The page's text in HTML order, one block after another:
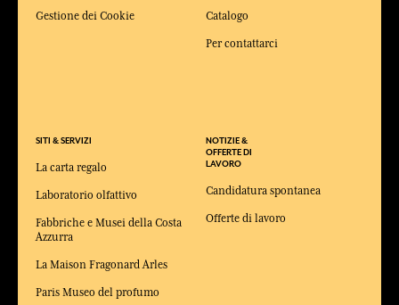
Gestione dei Cookie
SITI & SERVIZI
La carta regalo
Laboratorio olfattivo
Fabbriche e Musei della Costa
Azzurra
La Maison Fragonard Arles
Paris Museo del profumo
Catalogo
Per contattarci
NOTIZIE &
OFFERTE DI
LAVORO
Candidatura spontanea
Offerte di lavoro